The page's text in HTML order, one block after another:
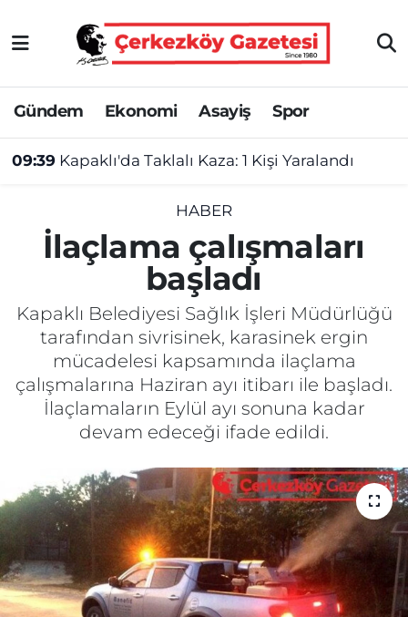
Gündem Ekonomi Asayiş Spor
09:39 Kapaklı'da Taklalı Kaza: 1 Kişi Yaralandı
HABER
İlaçlama çalışmaları
başladı
Kapaklı Belediyesi Sağlık İşleri Müdürlüğü
tarafından sivrisinek, karasinek ergin
mücadelesi kapsamında ilaçlama
çalışmalarına Haziran ayı itibarı ile başladı.
İlaçlamaların Eylül ayı sonuna kadar
devam edeceği ifade edildi.
Asayiş
Ekonomi
Gündem
Kültür&Sanat
Manşet
SAĞLIK
Spor
Gizlilik Sözleşmesi
İletişim
Künye
Topluluk Kuralları
Tekirdağ Nöbetçi Eczaneler
Tekirdağ Hava Durumu
Tekirdağ Namaz Vakitleri
Tekirdağ Trafik Yoğunluk Haritası
Süper Lig Puan Durumu ve Fikstür
Tüm Manşetler
Son Dakika Haberleri
Haber Arşivi